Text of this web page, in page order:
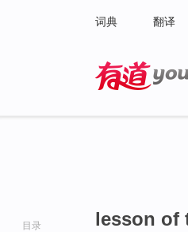
词典 翻译
目录 lesson of